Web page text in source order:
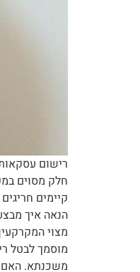
חלק מסוים
קיימים
הנאה איך
מצוי
מוסמך לבטל
משכנתא. האם